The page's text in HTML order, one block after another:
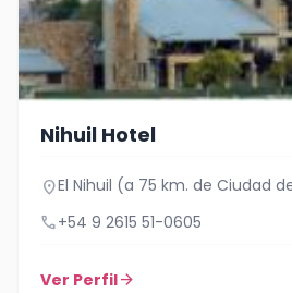
Nihuil Hotel
location_onEl Nihuil (a 75 km. de Ciudad
call+54 9 2615 51-0605
Ver Perfilarrow_forward